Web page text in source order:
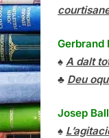
Gerbrand
♠ A dalt
♣ Deu
Josep
♠